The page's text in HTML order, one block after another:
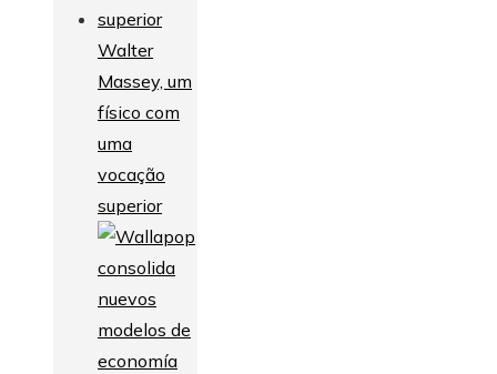
Walter
Massey, um
físico com
uma
vocação
superior